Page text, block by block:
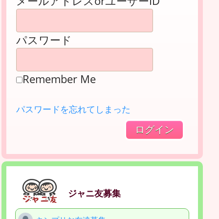
パスワード
Remember Me
パスワードを忘れてしまった
ジャニ友募集